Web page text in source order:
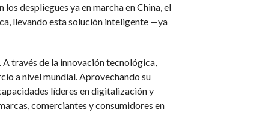
despliegues ya en marcha en China, el
llevando esta solución inteligente —ya
través de la innovación tecnológica,
a nivel mundial. Aprovechando su
líderes en digitalización y
comerciantes y consumidores en